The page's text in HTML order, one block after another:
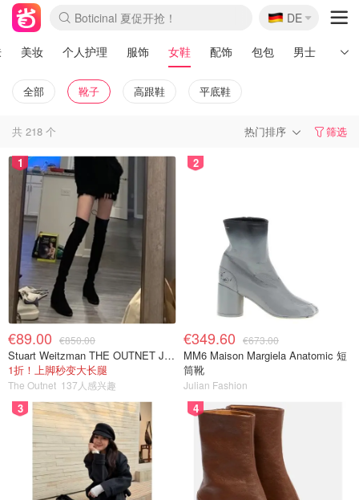
Boticinal 夏促开抢！
4折！lulu周四疯狂上新
还没结束！&OtherStories大促
Joybuy变相75折 随时失效
速领！Stanley独家85折
疑似霸哥！Camper额外叠85折
Zalando 奥莱闪促！每日更新
Moncler反季囤！5折起+叠9折
Coach Brooklyn仅€192
🇩🇪
DE
美妆 个人护理 服饰 女鞋 配饰 包包 男士 运
全部 靴子 高跟鞋 平底鞋
共 218 个 热门排序 筛选
1
€89.00 €850.00
Stuart Weitzman THE OUTNET Jocey 弹力绒面过膝靴
1折！上脚秒变大长腿
The Outnet 137人感兴趣
2
€349.60 €673.00
MM6 Maison Margiela Anatomic 短
筒靴
Julian Fashion
3 4